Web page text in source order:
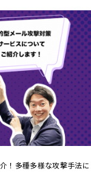
！多種多様な攻撃手法に